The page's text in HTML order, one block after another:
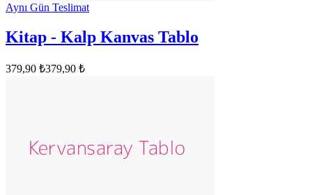
Aynı Gün Teslimat
Kitap - Kalp Kanvas Tablo
379,90 ₺379,90 ₺